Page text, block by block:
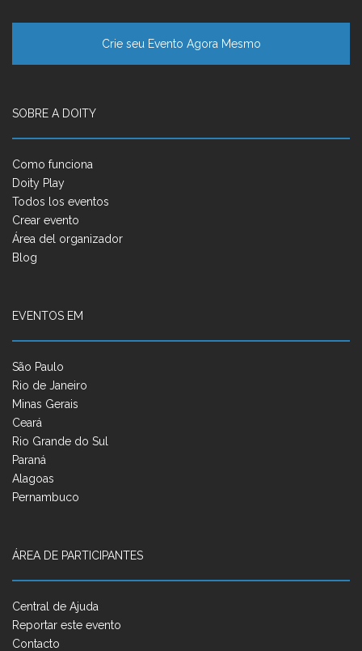
Crie seu Evento Agora Mesmo
SOBRE A DOITY
Como funciona
Doity Play
Todos los eventos
Crear evento
Área del organizador
Blog
EVENTOS EM
São Paulo
Rio de Janeiro
Minas Gerais
Ceará
Rio Grande do Sul
Paraná
Alagoas
Pernambuco
ÁREA DE PARTICIPANTES
Central de Ajuda
Reportar este evento
Contacto